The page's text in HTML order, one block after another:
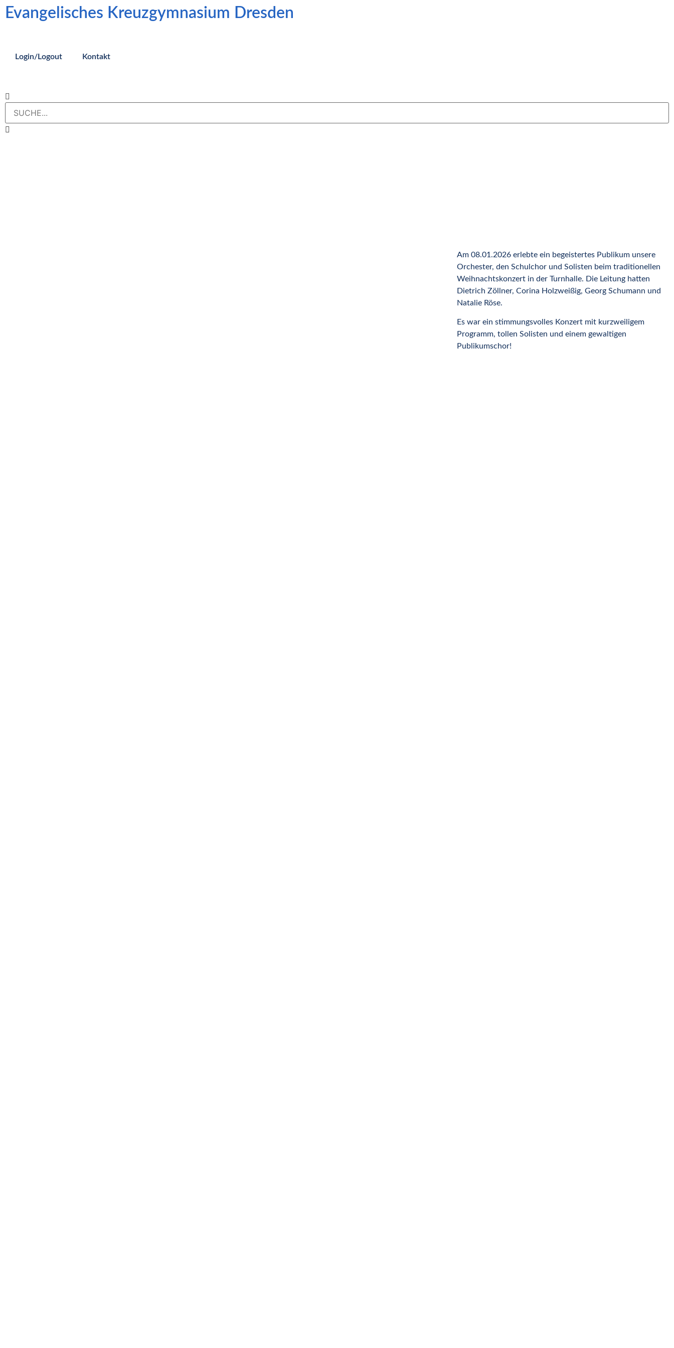
Evangelisches Kreuzgymnasium Dresden
Login/Logout Kontakt
Am 08.01.2026 erlebte ein begeistertes Publikum unsere
Orchester, den Schulchorund Solisten beim traditionellen
Weihnachtskonzert in der Turnhalle. Die Leitung hatten
Dietrich Zöllner, Corina Holzweißig, Georg Schumann und
Natalie Röse.
Es war ein stimmungsvolles Konzert mit kurzweiligem
Programm, tollen Solisten und einem gewaltigen
Publikumschor!